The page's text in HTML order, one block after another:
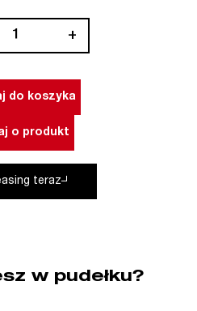
+
do koszyka
o produkt
teraz
w pudełku?